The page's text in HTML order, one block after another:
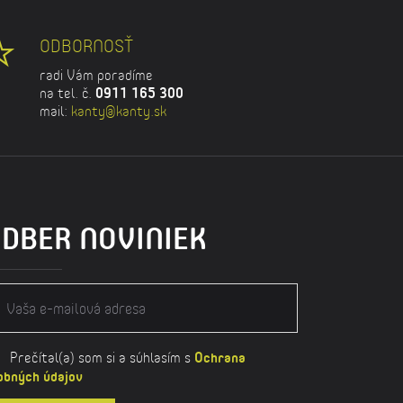
ODBORNOSŤ
radi Vám poradíme
na tel. č. 0911 165 300
mail: kanty@kanty.sk
NOVINIEK
Prečítal(a) som si a súhlasím s Ochrana
údajov